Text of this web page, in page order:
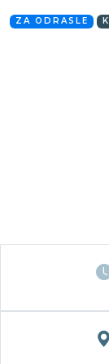
ZA ODRASLE